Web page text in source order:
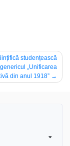
studențească
„Unificarea
din anul 1918”